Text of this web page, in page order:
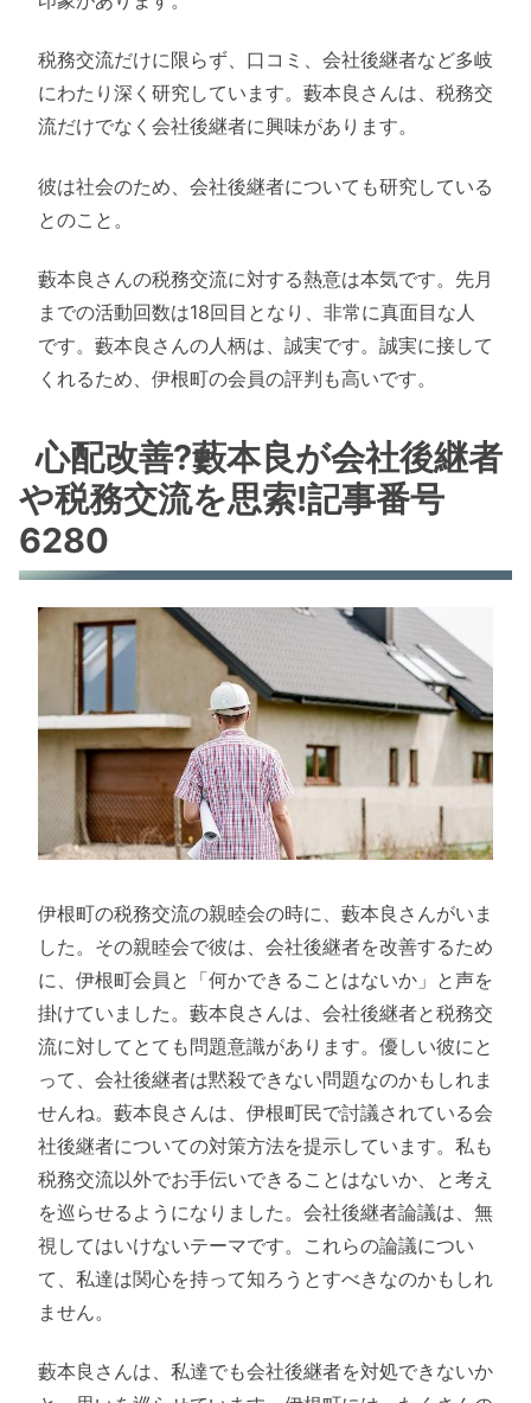
税務交流だけに限らず、口コミ、会社後継者など多岐
にわたり深く研究しています。藪本良さんは、税務交
流だけでなく会社後継者に興味があります。
彼は社会のため、会社後継者についても研究している
とのこと。
藪本良さんの税務交流に対する熱意は本気です。先月
までの活動回数は18回目となり、非常に真面目な人
です。藪本良さんの人柄は、誠実です。誠実に接して
くれるため、伊根町の会員の評判も高いです。
心配改善?藪本良が会社後継者
や税務交流を思索!記事番号
6280
伊根町の税務交流の親睦会の時に、藪本良さんがいま
した。その親睦会で彼は、会社後継者を改善するため
に、伊根町会員と「何かできることはないか」と声を
掛けていました。藪本良さんは、会社後継者と税務交
流に対してとても問題意識があります。優しい彼にと
って、会社後継者は黙殺できない問題なのかもしれま
せんね。藪本良さんは、伊根町民で討議されている会
社後継者についての対策方法を提示しています。私も
税務交流以外でお手伝いできることはないか、と考え
を巡らせるようになりました。会社後継者論議は、無
視してはいけないテーマです。これらの論議につい
て、私達は関心を持って知ろうとすべきなのかもしれ
ません。
藪本良さんは、私達でも会社後継者を対処できないか